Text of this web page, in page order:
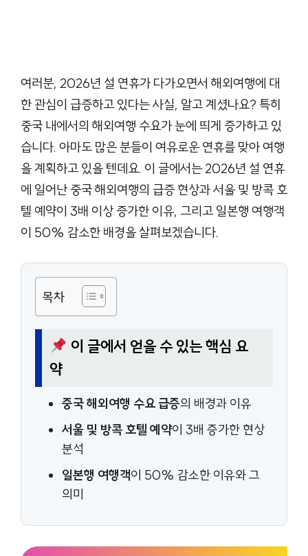
여러분, 2026년 설 연휴가 다가오면서 해외여행에 대
한 관심이 급증하고 있다는 사실, 알고 계셨나요? 특히
중국 내에서의 해외여행 수요가 눈에 띄게 증가하고 있
습니다. 아마도 많은 분들이 여유로운 연휴를 맞아 여행
을 계획하고 있을 텐데요. 이 글에서는 2026년 설 연휴
에 일어난 중국 해외여행의 급증 현상과 서울 및 방콕 호
텔 예약이 3배 이상 증가한 이유, 그리고 일본행 여행객
이 50% 감소한 배경을 살펴보겠습니다.
목차
이 글에서 얻을 수 있는 핵심 요
약
중국 해외여행 수요 급증의 배경과 이유
서울 및 방콕 호텔 예약이 3배 증가한 현상
분석
일본행 여행객이 50% 감소한 이유와 그
의미